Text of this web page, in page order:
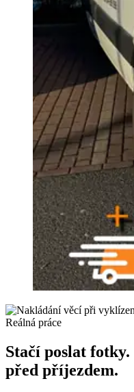
Reálná práce
Stačí poslat
před příjezdem.